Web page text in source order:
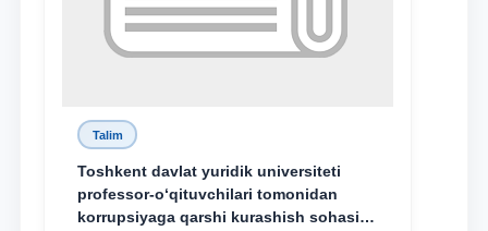
Talim
Toshkent davlat yuridik universiteti
professor-o‘qituvchilari tomonidan
korrupsiyaga qarshi kurashish sohasida